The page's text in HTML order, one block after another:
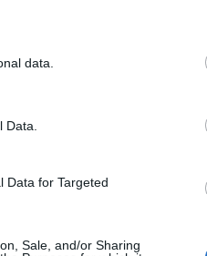
data.
Data for Targeted
Sale, and/or Sharing